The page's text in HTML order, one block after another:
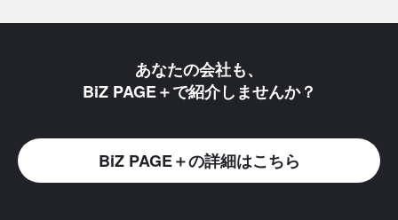
あなたの会社も、
BiZ PAGE＋で紹介しませんか？
BiZ PAGE＋の詳細はこちら